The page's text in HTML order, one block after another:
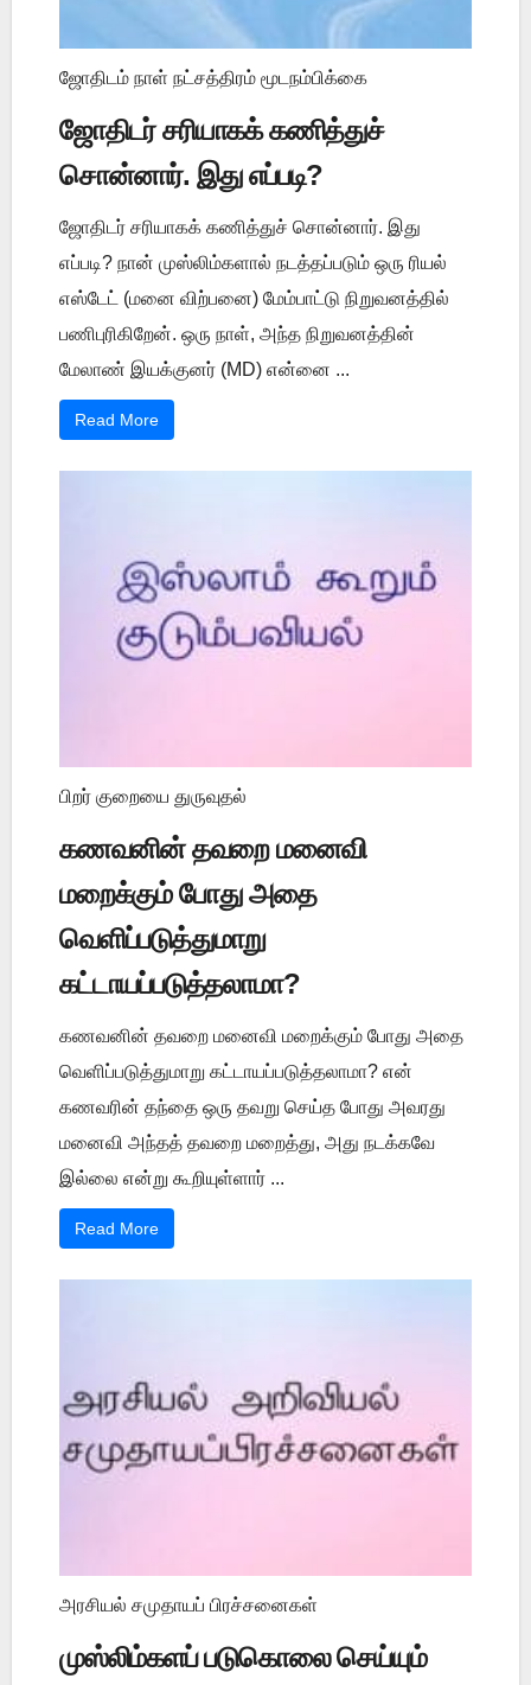
ஜோதிடம் நாள் நட்சத்திரம் மூடநம்பிக்கை
ஜோதிடர் சரியாகக் கணித்துச்
சொன்னார். இது எப்படி?
ஜோதிடர் சரியாகக் கணித்துச் சொன்னார். இது
எப்படி? நான் முஸ்லிம்களால் நடத்தப்படும் ஒரு ரியல்
எஸ்டேட் (மனை விற்பனை) மேம்பாட்டு நிறுவனத்தில்
பணிபுரிகிறேன். ஒரு நாள், அந்த நிறுவனத்தின்
மேலாண் இயக்குனர் (MD) என்னை ...
Read More
பிறர் குறையை துருவுதல்
கணவனின் தவறை மனைவி
மறைக்கும் போது அதை
வெளிப்படுத்துமாறு
கட்டாயப்படுத்தலாமா?
கணவனின் தவறை மனைவி மறைக்கும் போது அதை
வெளிப்படுத்துமாறு கட்டாயப்படுத்தலாமா? என்
கணவரின் தந்தை ஒரு தவறு செய்த போது அவரது
மனைவி அந்தத் தவறை மறைத்து, அது நடக்கவே
இல்லை என்று கூறியுள்ளார் ...
Read More
அரசியல் சமுதாயப் பிரச்சனைகள்
முஸ்லிம்களப் படுகொலை செய்யும்